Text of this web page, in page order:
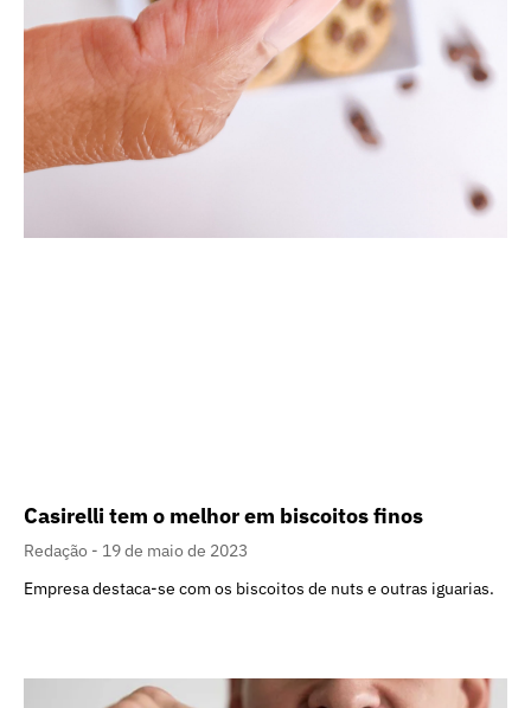
Casirelli tem o melhor em biscoitos finos
Redação
19 de maio de 2023
Empresa destaca-se com os biscoitos de nuts e outras iguarias.